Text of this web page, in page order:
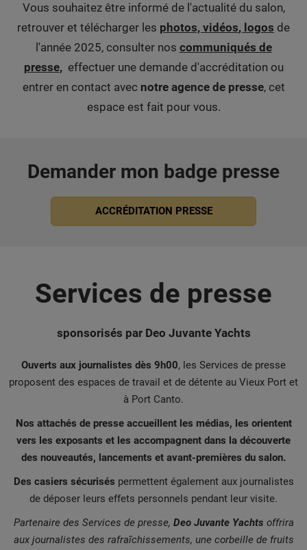
Vous souhaitez être informé de l'actualité du salon,
retrouver et télécharger les photos, vidéos, logos de
l'année 2025, consulter nos communiqués de
presse, effectuer une demande d'accréditation ou
entrer en contact avec notre agence de presse, cet
espace est fait pour vous.
Demander mon badge presse
ACCRÉDITATION PRESSE
Services de presse
sponsorisés par Deo Juvante Yachts
Ouverts aux journalistes dès 9h00, les Services de presse
proposent des espaces de travail et de détente au Vieux Port et
à Port Canto.
Nos attachés de presse accueillent les médias, les orientent
vers les exposants et les accompagnent dans la découverte
des nouveautés, lancements et avant-premières du salon.
Des casiers sécurisés permettent également aux journalistes
de déposer leurs effets personnels pendant leur visite.
Partenaire des Services de presse, Deo Juvante Yachts offrira
aux journalistes des rafraîchissements, une corbeille de fruits